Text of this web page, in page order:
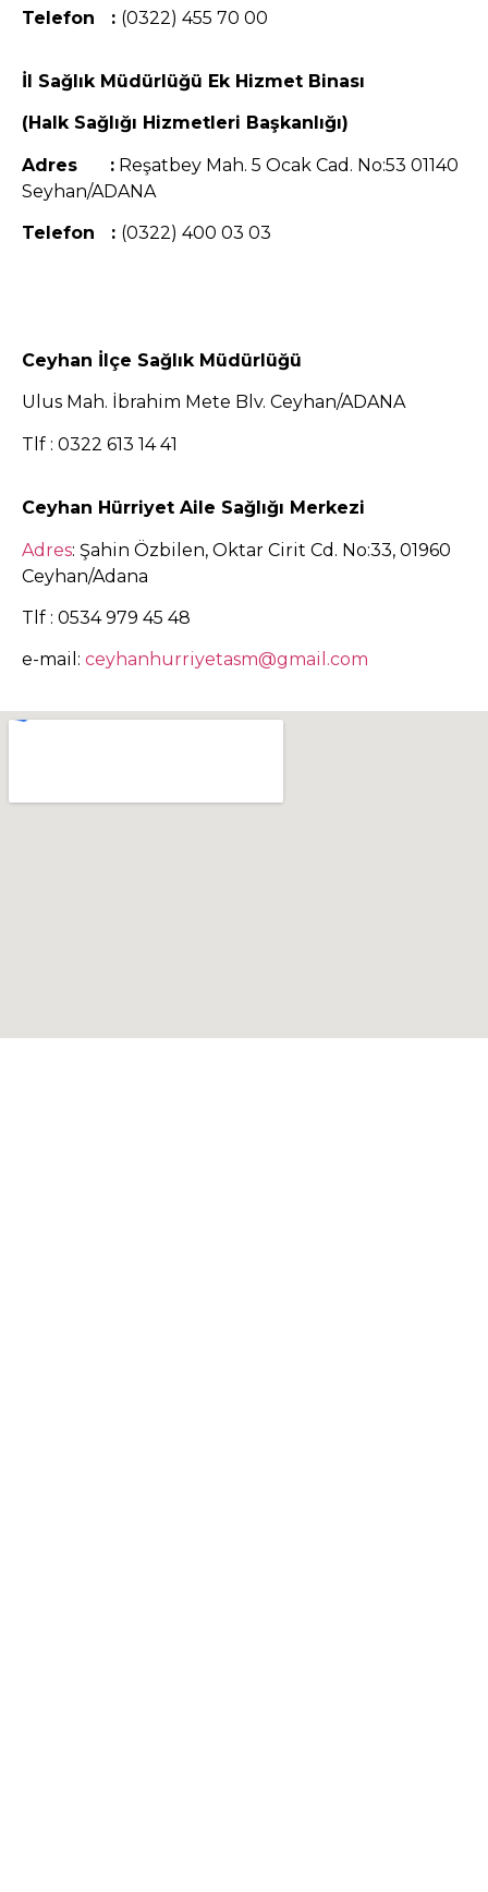
Telefon : (0322) 455 70 00
İl Sağlık Müdürlüğü Ek Hizmet Binası
(Halk Sağlığı Hizmetleri Başkanlığı)
Adres : Reşatbey Mah. 5 Ocak Cad. No:53 01140
Seyhan/ADANA
Telefon : (0322) 400 03 03
Ceyhan İlçe Sağlık Müdürlüğü
Ulus Mah. İbrahim Mete Blv. Ceyhan/ADANA
Tlf : 0322 613 14 41
Ceyhan Hürriyet Aile Sağlığı Merkezi
Adres: Şahin Özbilen, Oktar Cirit Cd. No:33, 01960
Ceyhan/Adana
Tlf : 0534 979 45 48
e-mail: ceyhanhurriyetasm@gmail.com